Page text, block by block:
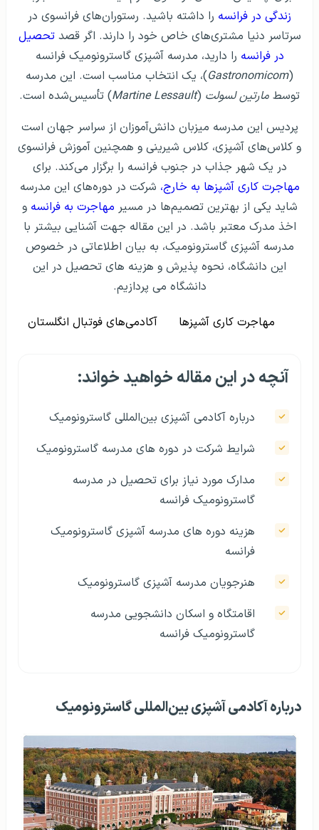
زندگی در فرانسه را داشته باشید. رستوران‌های فرانسوی در
سرتاسر دنیا مشتری‌های خاص خود را دارند. اگر قصدتحصیل
در فرانسه را دارید، مدرسه آشپزی گاسترونومیک فرانسه
(
Gastronomicom)، یک انتخاب مناسب است. این مدرسه
توسط مارتین لسولت (
Martine Lessault) تأسیس‌شده است.
پردیس این مدرسه میزبان دانش‌آموزان از سراسر جهان است
و کلاس‌های آشپزی، کلاس شیرینی و همچنین آموزش فرانسوی
در یک شهر جذاب در جنوب فرانسه را برگزار می‌کند. برای
مهاجرت کاری آشپزها به خارج، شرکت در دوره‌های این مدرسه
شاید یکی از بهترین تصمیم‌ها در مسیر مهاجرت به فرانسه و
اخذ مدرک معتبر باشد. در این مقاله جهت آشنایی بیشتر با
مدرسه آشپزی گاسترونومیک، به بیان اطلاعاتی در خصوص
این دانشگاه، نحوه پذیرش و هزینه های تحصیل در این
دانشگاه می پردازیم.
مهاجرت کاری آشپزها آکادمی‌های فوتبال انگلستان
آنچه در این مقاله خواهید خواند:
درباره آکادمی آشپزی بین‌المللی گاسترونومیک
شرایط شرکت در دوره‌ های مدرسه گاسترونومیک
مدارک مورد نیاز برای تحصیل در مدرسه
گاسترونومیک فرانسه
هزینه دوره‌ های مدرسه آشپزی گاسترونومیک
فرانسه
هنرجویان مدرسه آشپزی گاسترونومیک
اقامتگاه و اسکان دانشجویی مدرسه
گاسترونومیک فرانسه
درباره آکادمی آشپزی بین‌المللی گاسترونومیک